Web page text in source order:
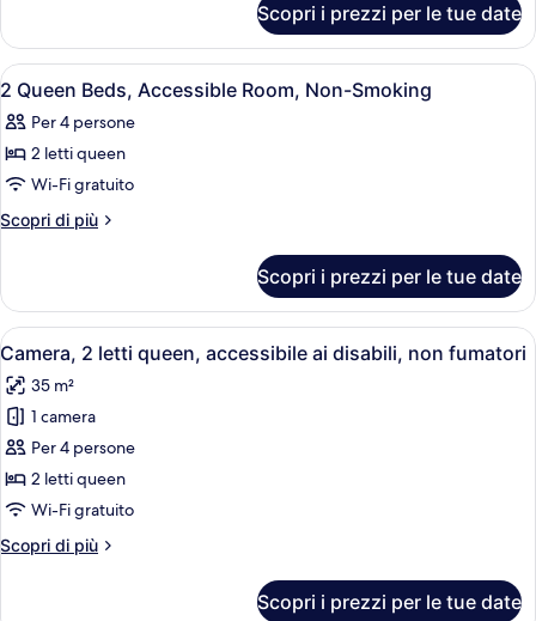
Room,
Non-
Smoking
Queen
Beds
Room,
Smoking
Scopri i prezzi per le tue date
Apri
tutte
le
foto
per
2
Accessible
Room,
Non-
Smoking
Una cassaforte in camera, una
8
2 Queen Beds, Accessible Room, Non-Smoking
Per 4 persone
2 letti queen
Wi-Fi gratuito
Scopri di più
Altri
Queen
Beds,
Accessible
Non-
Smoking
Scopri i prezzi per le tue date
Apri
tutte
le
foto
per
Camera,
2
letti
queen,
Camera d'albergo con due letti, una
4
Camera, 2 letti queen, accessibile ai disabili, non fumatori
35 m²
1 camera
Per 4 persone
2 letti queen
Wi-Fi gratuito
Scopri di più
Altri
Scopri i prezzi per le tue date